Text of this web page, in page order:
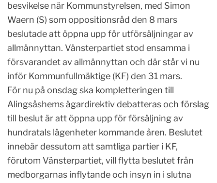
besvikelse när Kommunstyrelsen, med Simon
Waern (S) som oppositionsråd den 8 mars
beslutade att öppna upp för utförsäljningar av
allmännyttan. Vänsterpartiet stod ensamma i
försvarandet av allmännyttan och där står vi nu
inför Kommunfullmäktige (KF) den 31 mars.
För nu på onsdag ska kompletteringen till
Alingsåshems ägardirektiv debatteras och förslag
till beslut är att öppna upp för försäljning av
hundratals lägenheter kommande åren. Beslutet
innebär dessutom att samtliga partier i KF,
förutom Vänsterpartiet, vill flytta beslutet från
medborgarnas inflytande och insyn in i slutna